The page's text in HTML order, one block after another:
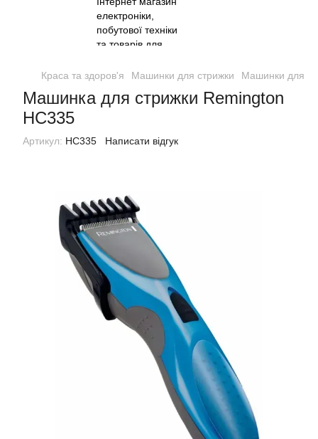
Краса та здоров'я Машинки для стрижки Машинки для
Машинка для стрижки Remington
HC335
Артикул: HC335 Написати відгук